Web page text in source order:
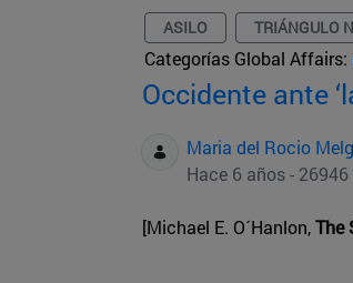
ASILO TRIÁNGULO
Categorías Global Affairs:
Occidente ante
Maria del Rocio
Hace 6 años -
[Michael E. O´Hanlon,The